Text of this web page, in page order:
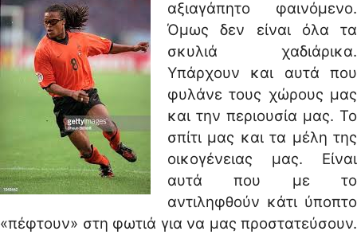
αξιαγάπητο φαινόμενο.
Όμως δεν είναι όλα τα
σκυλιά χαδιάρικα.
Υπάρχουν και αυτά που
φυλάνε τους χώρους μας
και την περιουσία μας. Το
σπίτι μας και τα μέλη της
οικογένειας μας. Είναι
αυτά που με το
αντιληφθούν κάτι ύποπτο
«πέφτουν» στη φωτιά για να μας προστατεύσουν.